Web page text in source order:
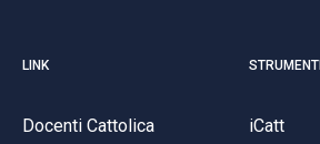
LINK
Docenti Cattolica
STRUMENTI
iCatt